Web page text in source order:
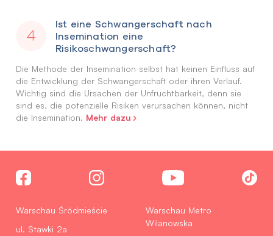
Ist eine Schwangerschaft nach
Insemination eine
Risikoschwangerschaft?
Die Methode der Insemination selbst hat keinen Einfluss auf
die Entwicklung der Schwangerschaft oder ihren Verlauf.
Wichtig sind die Ursachen der Unfruchtbarkeit, denn sie
sind es, die potenzielle Risiken verursachen können, nicht
die Insemination. Mehr dazu
Warschau Śródmieście
ul. Stawki 2a
Warschau Metro
Wilanowska